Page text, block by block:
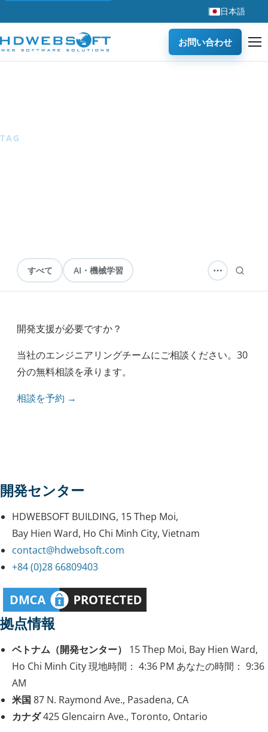
日本語
お問い合わせ
TAG
すべて AI・機械学習
ソフトウェア開発 テクノロジー
セキュリティ エンジニアリング
ヘルスケア
開発支援が必要ですか？
当社のエンジニアリングチームにご相談ください。30
分の無料相談を承ります。
相談を予約 →
開発センター
HDWEBSOFT BUILDING, 15 Thep Moi,
Bay Hien Ward, Ho Chi Minh City, Vietnam
contact@hdwebsoft.com
+84 (0)28 66809403
拠点情報
ベトナム（開発センター）
15 Thep Moi, Bay Hien Ward,
Ho Chi Minh City現地時間： 4:36 PM あなたの時間： 9:36
AM
米国 87 N. Raymond Ave., Pasadena, CA
カナダ425 Glencairn Ave., Toronto, Ontario